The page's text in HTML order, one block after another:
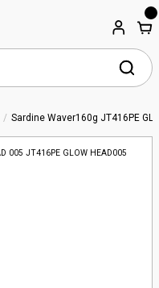
Sardine Waver160g JT416PE